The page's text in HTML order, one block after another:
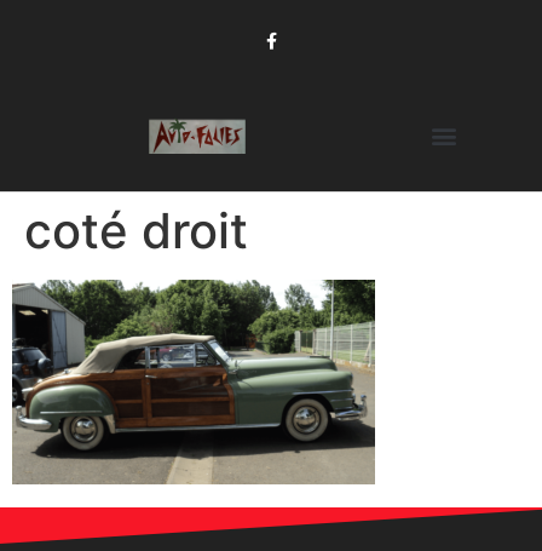
coté droit